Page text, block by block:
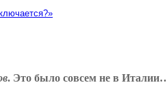
. Это было совсем не в